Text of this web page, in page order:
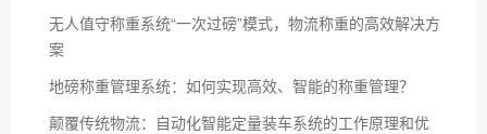
无人值守称重系统“一次过磅”模式，物流称重的高效解决方
案
地磅称重管理系统：如何实现高效、智能的称重管理？
颠覆传统物流：自动化智能定量装车系统的工作原理和优